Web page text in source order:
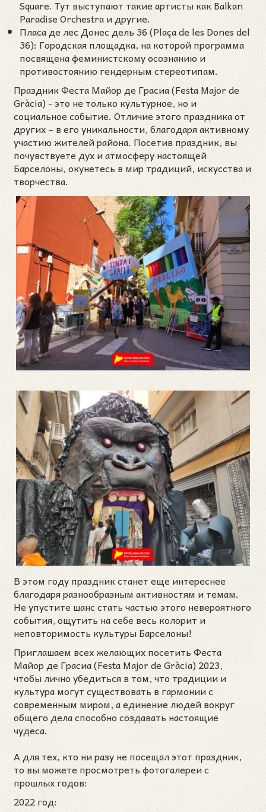
Square. Тут выступают такие артисты как Balkan
Paradise Orchestra и другие.
Пласа де лес Донес дель 36 (Plaça de les Dones del
36): Городская площадка, на которой программа
посвящена феминистскому осознанию и
противостоянию гендерным стереотипам.
Праздник Феста Майор де Грасиа (Festa Major de
Gràcia) - это не только культурное, но и
социальное событие. Отличие этого праздника от
других – в его уникальности, благодаря активному
участию жителей района. Посетив праздник, вы
почувствуете дух и атмосферу настоящей
Барселоны, окунетесь в мир традиций, искусства и
творчества.
В этом году праздник станет еще интереснее
благодаря разнообразным активностям и темам.
Не упустите шанс стать частью этого невероятного
события, ощутить на себе весь колорит и
неповторимость культуры Барселоны!
Приглашаем всех желающих посетить Феста
Майор де Грасиа (Festa Major de Gràcia) 2023,
чтобы лично убедиться в том, что традиции и
культура могут существовать в гармонии с
современным миром, а единение людей вокруг
общего дела способно создавать настоящие
чудеса.
А для тех, кто ни разу не посещал этот праздник,
то вы можете просмотреть фотогалереи с
прошлых годов:
2022 год: